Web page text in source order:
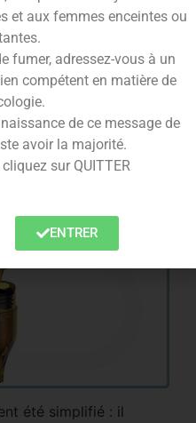
parmi les deux
allant de 20 à 25
tirage plus serré
vapeur plus restreinte
été simplifié : il
et aux femmes enceintes ou
fumer, adressez-vous à un
compétent en matière de
de ce message de
avoir la majorité.
sur QUITTER
ENTRER